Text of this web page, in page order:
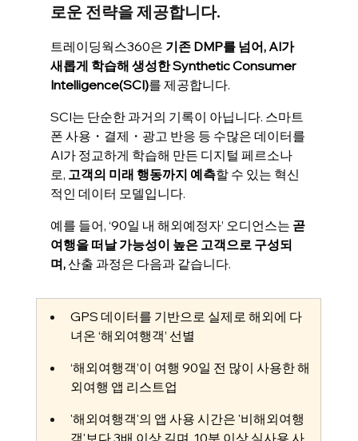
로운 전략을 제공합니다.
트레이딩웍스360은 기존 DMP를 넘어, AI가
새롭게 학습해 생성한 Synthetic Consumer
Intelligence(SCI)를 제공합니다.
SCI는 단순한 과거의 기록이 아닙니다. 스마트
폰 사용・결제・광고 반응 등 수많은 데이터를
AI가 정교하게 학습해 만든 디지털 페르소나
로, 고객의 미래 행동까지 예측할 수 있는 혁신
적인 데이터 모델입니다.
예를 들어, ‘90일 내 해외예정자’ 오디언스는 곧
여행을 떠날 가능성이 높은 고객으로 구성되
며, 산출 과정은 다음과 같습니다.
GPS 데이터를 기반으로 실제로 해외에 다
녀온 ‘해외여행객’ 선별
‘해외여행객’이 여행 90일 전 많이 사용한 해
외여행 앱 리스트업
'해외여행객'의 앱 사용 시간은 '비해외여행
객'보다 3배 이상 길며, 10분 이상 실사용 사